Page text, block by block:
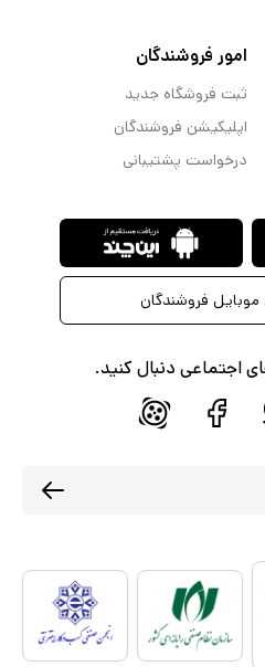
امور فروشندگان
ثبت فروشگاه جدید
اپلیکیشن فروشندگان
درخواست پشتیبانی
موبایل فروشندگان
اجتماعی دنبال کنید.